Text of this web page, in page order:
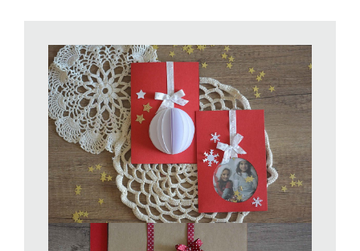
Dal cartone di recupero tagliate un rettangolo in formato A4
(21×29,7 cm).
Dal cartoncino rosso tagliate un rettangolo della stessa
dimensione e poi ricavate una cornice con un bordo di 2,5cm.
Utilizzando il rotolo del nastro adesivo o un bicchiere disegnate
con una matita e tratto leggero la porzione di foto che volete
utilizzare. Ritagliate lasciando 1cm di margine. Preparate in
questo modo due fotografie per quadro. Dalla carta da pacco
ricavate un rettangolo della stessa misura del cartone.
Tenetelo fermo con un po’ di nastro adesivo quindi andate a